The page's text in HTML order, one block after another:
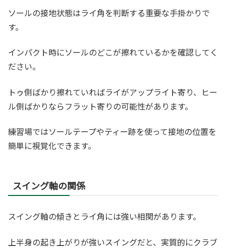
ソールの接地状態はライ角を判断する重要な手掛かりで
す。
インパクト時にソールのどこが擦れているかを確認してく
ださい。
トゥ側ばかり擦れていればライがアップライト寄り、ヒー
ル側ばかりならフラット寄りの可能性があります。
練習場ではソールテープやティー跡を使って接地の位置を
簡単に視覚化できます。
スイング軸の関係
スイング軸の傾きとライ角には強い相関があります。
上半身の起き上がりが強いスイングだと、実質的にクラブ